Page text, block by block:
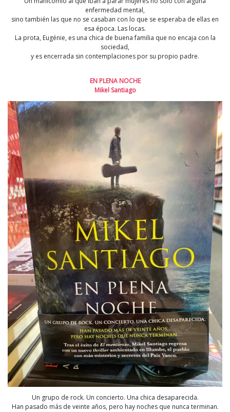
enfermedad mental,
sino también las que no se casaban con lo que se esperaba de ellas en
esa época. Las locas.
La prota, Eugénie, es una chica de buena familia que no encaja con la
sociedad,
y es encerrada sin contemplaciones por su propio padre.
EN PLENA NOCHE
Mikel Santiago
Un grupo de rock. Un concierto. Una chica desaparecida.
Han pasado más de veinte años, pero hay noches que nunca terminan.